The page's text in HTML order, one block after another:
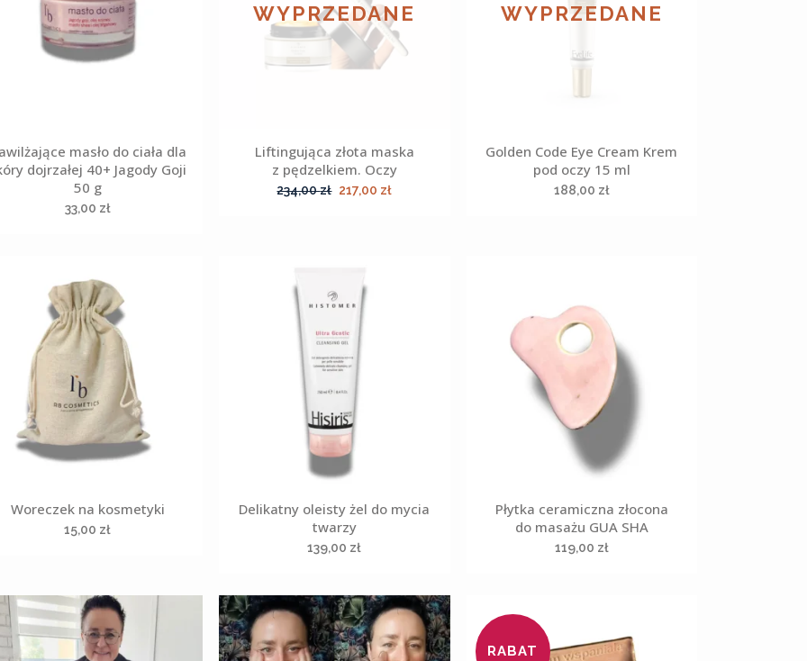
masło do ciała dla
dojrzałej 40+ Jagody Goji
50 g
33,00 zł
WYPRZEDANE
Liftingująca złota maska
z pędzelkiem. Oczy
234,00zł Pierwotna
217,00 złAktualna
WYPRZEDANE
Golden Code Eye Cream Krem
pod oczy 15 ml
188,00 zł
Woreczek na kosmetyki
15,00 zł
Delikatny oleisty żel do mycia
twarzy
139,00 zł
Płytka ceramiczna złocona
do masażu GUA SHA
119,00 zł
RABAT